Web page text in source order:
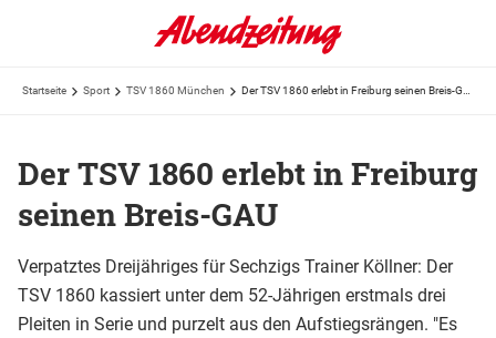
Startseite Sport TSV 1860 München
Der TSV 1860 erlebt in Freiburg
seinen Breis-GAU
Verpatztes Dreijähriges für Sechzigs Trainer Köllner: Der
TSV 1860 kassiert unter dem 52-Jährigen erstmals drei
Pleiten in Serie und purzelt aus den Aufstiegsrängen. "Es